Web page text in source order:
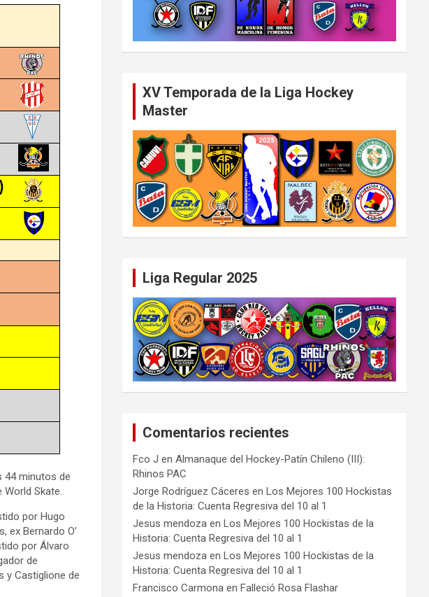
44 minutos de
Skate.
por Hugo
ex Bernardo O’
por Álvaro
de
y Castiglione de
XV Temporada de la Liga Hockey
Master
Liga Regular 2025
Comentarios recientes
Fco J enAlmanaque del Hockey-Patín Chileno (III):
Rhinos PAC
Jorge Rodríguez Cáceres enLos Mejores 100 Hockistas
de la Historia: Cuenta Regresiva del 10 al 1
Jesus mendoza enLos Mejores 100 Hockistas de la
Historia: Cuenta Regresiva del 10 al 1
Jesus mendoza enLos Mejores 100 Hockistas de la
Historia: Cuenta Regresiva del 10 al 1
Francisco Carmona enFalleció Rosa Flashar